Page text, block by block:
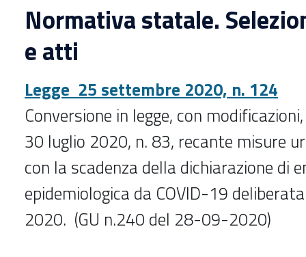
Normativa statale.
e atti
Legge 25 settembre 2020, n. 124
Conversione in legge, con
30 luglio 2020, n. 83, recante misure
con la scadenza della dichiarazione di
epidemiologica da COVID-19
2020. (GU n.240 del 28-09-2020)